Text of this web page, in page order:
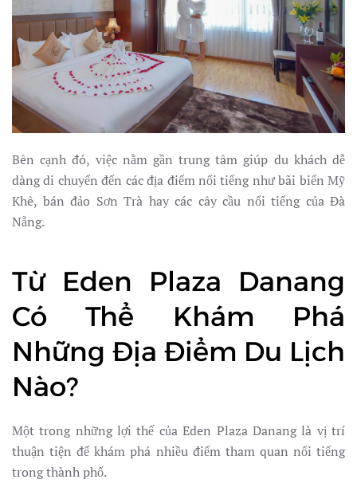
Bên cạnh đó, việc nằm gần trung tâm giúp du khách dễ
dàng di chuyển đến các địa điểm nổi tiếng như bãi biển Mỹ
Khê, bán đảo Sơn Trà hay các cây cầu nổi tiếng của Đà
Nẵng.
Từ Eden Plaza Danang
Có Thể Khám Phá
Những Địa Điểm Du Lịch
Nào?
Một trong những lợi thế của Eden Plaza Danang là vị trí
thuận tiện để khám phá nhiều điểm tham quan nổi tiếng
trong thành phố.